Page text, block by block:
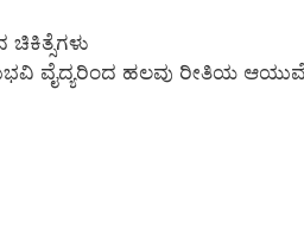
ವೈದ್ಯರಿಂದ ಹಲವು ರೀತಿಯ